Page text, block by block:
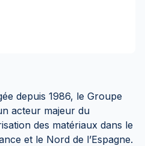
depuis 1986, le Groupe
acteur majeur du
des matériaux dans le
et le Nord de l’Espagne.